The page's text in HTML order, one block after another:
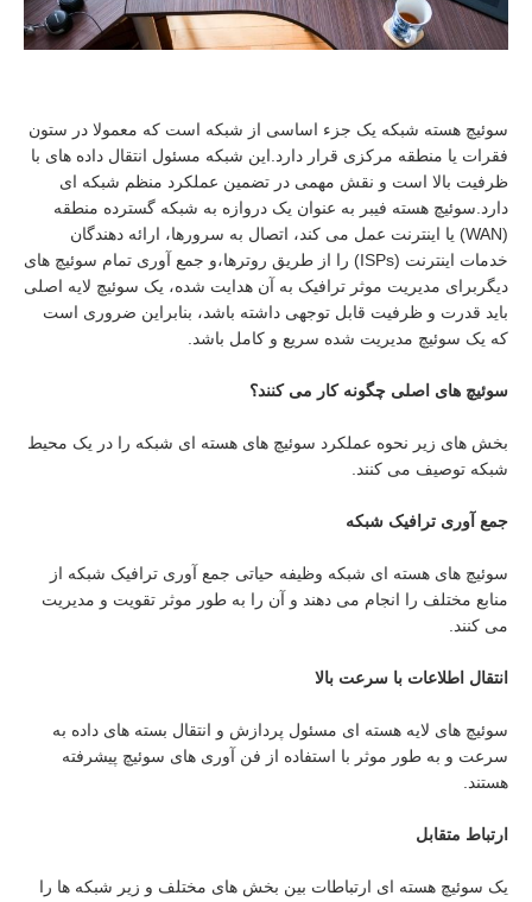
سوئیچ هسته شبکه یک جزء اساسی از شبکه است که معمولا در ستون
فقرات یا منطقه مرکزی قرار دارد.این شبکه مسئول انتقال داده های با
ظرفیت بالا است و نقش مهمی در تضمین عملکرد منظم شبکه ای
دارد.سوئیچ هسته فیبر به عنوان یک دروازه به شبکه گسترده منطقه
(WAN) یا اینترنت عمل می کند، اتصال به سرورها، ارائه دهندگان
خدمات اینترنت (ISPs) را از طریق روترها،و جمع آوری تمام سوئیچ های
دیگربرای مدیریت موثر ترافیک به آن هدایت شده، یک سوئیچ لایه اصلی
باید قدرت و ظرفیت قابل توجهی داشته باشد، بنابراین ضروری است
که یک سوئیچ مدیریت شده سریع و کامل باشد.
سوئیچ های اصلی چگونه کار می کنند؟
بخش های زیر نحوه عملکرد سوئیچ های هسته ای شبکه را در یک محیط
شبکه توصیف می کنند.
جمع آوری ترافیک شبکه
سوئیچ های هسته ای شبکه وظیفه حیاتی جمع آوری ترافیک شبکه از
منابع مختلف را انجام می دهند و آن را به طور موثر تقویت و مدیریت
می کنند.
انتقال اطلاعات با سرعت بالا
سوئیچ های لایه هسته ای مسئول پردازش و انتقال بسته های داده به
سرعت و به طور موثر با استفاده از فن آوری های سوئیچ پیشرفته
هستند.
ارتباط متقابل
یک سوئیچ هسته ای ارتباطات بین بخش های مختلف و زیر شبکه ها را